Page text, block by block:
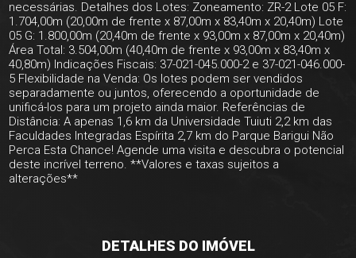
necessárias. Detalhes dos Lotes: Zoneamento: ZR-2 Lote 05 F:
1.704,00m (20,00m de frente x 87,00m x 83,40m x 20,40m) Lote
05 G: 1.800,00m (20,40m de frente x 93,00m x 87,00m x 20,40m)
Área Total: 3.504,00m (40,40m de frente x 93,00m x 83,40m x
40,80m) Indicações Fiscais: 37-021-045.000-2 e 37-021-046.000-
5 Flexibilidade na Venda: Os lotes podem ser vendidos
separadamente ou juntos, oferecendo a oportunidade de
unificá-los para um projeto ainda maior. Referências de
Distância: A apenas 1,6 km da Universidade Tuiuti 2,2 km das
Faculdades Integradas Espírita 2,7 km do Parque Barigui Não
Perca Esta Chance! Agende uma visita e descubra o potencial
deste incrível terreno. **Valores e taxas sujeitos a
alterações**
DETALHES DO IMÓVEL